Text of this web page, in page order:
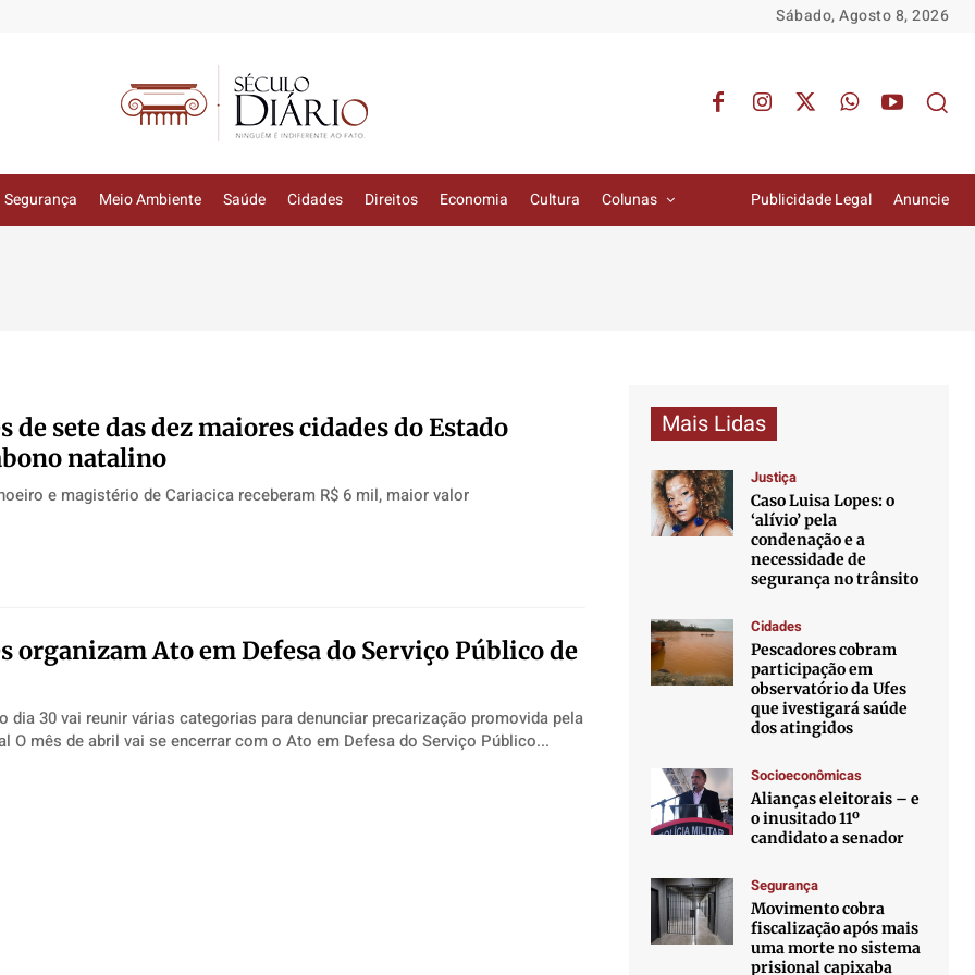
Sábado, Agosto 8, 2026
Segurança Meio Ambiente Saúde Cidades Direitos Economia Cultura Colunas Publicidade Legal Anuncie
de sete das dez maiores cidades do Estado
natalino
e magistério de Cariacica receberam R$ 6 mil, maior valor
organizam Ato em Defesa do Serviço Público de
dia 30 vai reunir várias categorias para denunciar precarização promovida pela
gestão municipal O mês de abril vai se encerrar com o Ato em Defesa do Serviço Público...
Mais Lidas
Justiça
Caso Luisa Lopes: o
‘alívio’ pela
condenação e a
necessidade de
segurança no trânsito
Cidades
Pescadores cobram
participação em
observatório da Ufes
que ivestigará saúde
dos atingidos
Socioeconômicas
Alianças eleitorais – e
o inusitado 11º
candidato a senador
Segurança
Movimento cobra
fiscalização após mais
uma morte no sistema
prisional capixaba